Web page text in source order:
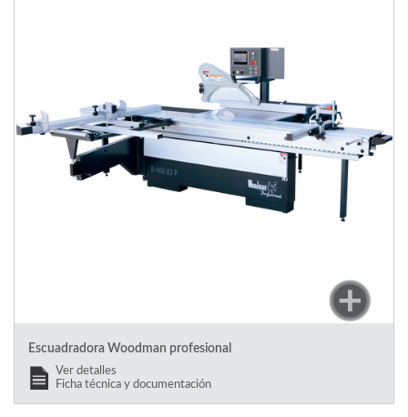
Escuadradora Woodman profesional
Ver detalles
Ficha técnica y documentación